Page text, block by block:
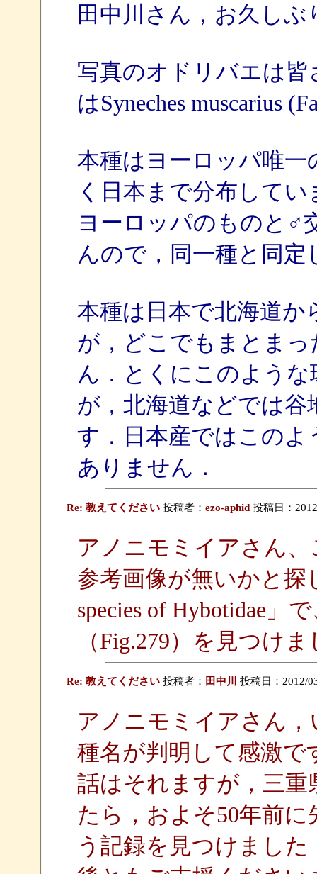
田中川さん，お久しぶ
写真のオドリバエは皆
はSyneches muscarius
本種はヨーロッパ唯一
く日本まで分布して
ヨーロッパのものと♂
んので，同一種と同
本種は日本で北海道
が，どこでもまとま
ん．とくにこのよう
が，北海道などでは
す．日本産ではこの
ありません．
Re: 教えてください投稿者： ezo-aphid投稿日：
アノニモミイアさん
参考画像が無いかと探
species of Hybotidae」
（Fig.279）を見つけ
Re: 教えてください投稿者： 田中川 投稿日：2012/
アノニモミイアさん
種名が判明して感激で
話はそれますが，三
たら，およそ50年前
う記録を見つけまし